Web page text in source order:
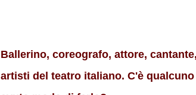
Ballerino, coreografo, attore,
artisti del teatro italiano. C'è